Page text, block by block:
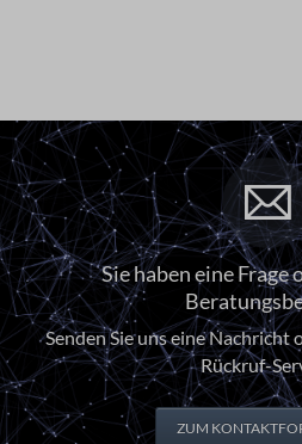
Sie haben eine Frage
Senden Sie uns eine Nachricht
Rückruf-
ZUM